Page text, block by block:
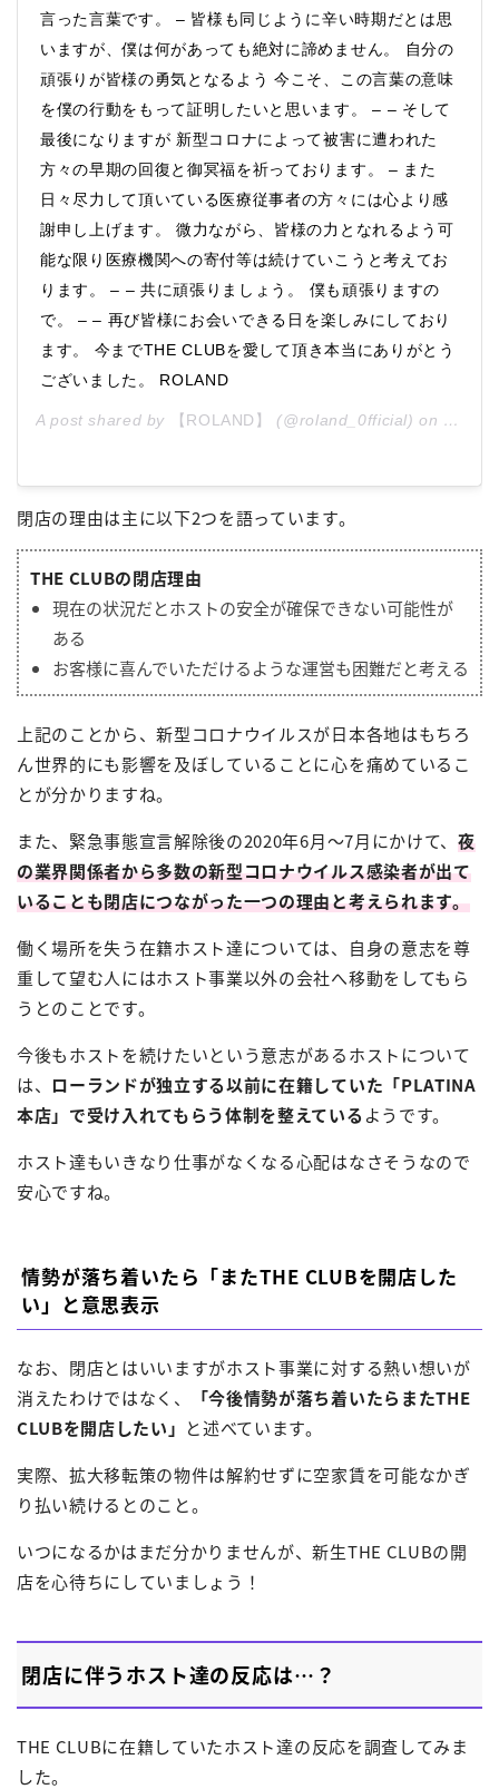
言った言葉です。 – 皆様も同じように辛い時期だとは思
いますが、僕は何があっても絶対に諦めません。 自分の
頑張りが皆様の勇気となるよう 今こそ、この言葉の意味
を僕の行動をもって証明したいと思います。 – – そして
最後になりますが 新型コロナによって被害に遭われた
方々の早期の回復と御冥福を祈っております。 – また
日々尽力して頂いている医療従事者の方々には心より感
謝申し上げます。 微力ながら、皆様の力となれるよう可
能な限り医療機関への寄付等は続けていこうと考えてお
ります。 – – 共に頑張りましょう。 僕も頑張りますの
で。 – – 再び皆様にお会いできる日を楽しみにしており
ます。 今までTHE CLUBを愛して頂き本当にありがとう
ございました。 ROLAND
A post shared by 【ROLAND】 (@roland_0fficial) on JUL
閉店の理由は主に以下2つを語っています。
THE CLUBの閉店理由
現在の状況だとホストの安全が確保できない可能性が
ある
お客様に喜んでいただけるような運営も困難だと考える
上記のことから、新型コロナウイルスが日本各地はもちろ
ん世界的にも影響を及ぼしていることに心を痛めているこ
とが分かりますね。
また、緊急事態宣言解除後の2020年6月～7月にかけて、 夜
の業界関係者から多数の新型コロナウイルス感染者が出て
いることも閉店につながった一つの理由と考えられます。
働く場所を失う在籍ホスト達については、自身の意志を尊
重して望む人にはホスト事業以外の会社へ移動をしてもら
うとのことです。
今後もホストを続けたいという意志があるホストについて
は、 ローランドが独立する以前に在籍していた「PLATINA
本店」で受け入れてもらう体制を整えている ようです。
ホスト達もいきなり仕事がなくなる心配はなさそうなので
安心ですね。
情勢が落ち着いたら「またTHE CLUBを開店した
い」と意思表示
なお、閉店とはいいますがホスト事業に対する熱い想いが
消えたわけではなく、
「今後情勢が落ち着いたらまたTHE
CLUBを開店したい」 と述べています。
実際、拡大移転策の物件は解約せずに空家賃を可能なかぎ
り払い続けるとのこと。
いつになるかはまだ分かりませんが、新生THE CLUBの開
店を心待ちにしていましょう！
閉店に伴うホスト達の反応は…？
THE CLUBに在籍していたホスト達の反応を調査してみま
した。